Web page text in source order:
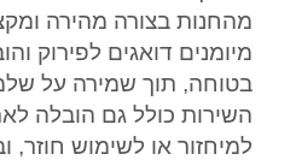
מהחנות בצורה מהירה
מיומנים דואגים לפירוק
בטוחה, תוך שמירה על
השירות כולל גם הובלה
למיחזור או לשימוש